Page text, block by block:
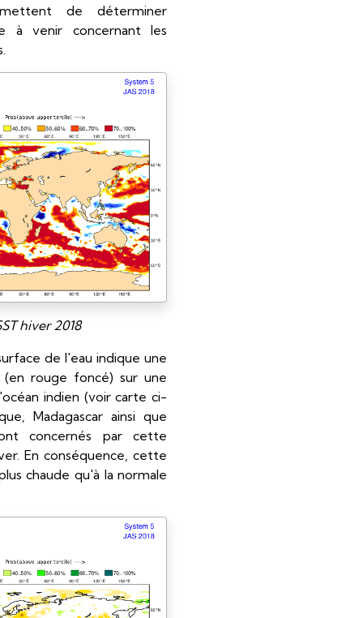
de déterminer
à venir concernant les
hiver 2018
de l'eau indique une
rouge foncé) sur une
indien (voir carte ci-
Madagascar ainsi que
concernés par cette
En conséquence, cette
chaude qu'à la normale